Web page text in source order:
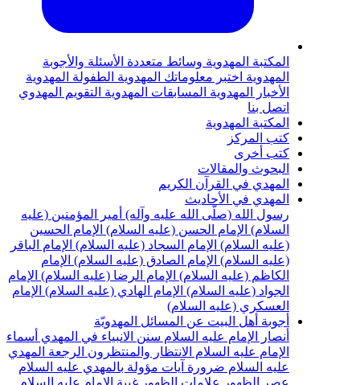
المهدويةوسائط متعددةالأسئلة والأجوبة
اختبر معلوماتك المهدويةالطفولة المهدوية
المهدويةالمسابقات المهدويةالتقويم المهدوي
المهدوية
والمقالات
في القرآن الكريم
في الأحاديث
الله (صلّى الله عليه وآله) أمير المؤمنين (عليه
الإمام الحسن (عليه السلام) الإمام الحسين
الإمام السجاد (عليه السلام) الإمام الباقر
الإمام الصادق (عليه السلام) الإمام
(عليه السلام) الإمام الرضا (عليه السلام) الإمام
(عليه السلام) الإمام الهادي (عليه السلام) الإمام
(عليه السلام)
أهل البيت عن المسائل المهدويّة
الإمام عليه السلامسنن الانبياء في المهديأسماء
عليه السلامالانتظار والمنتظرونالرجعةالمهدي
السلام ضرورة آيات مؤولة بالمهدي عليه السلام
علامات الظهورغيبة الامام عليه السلام